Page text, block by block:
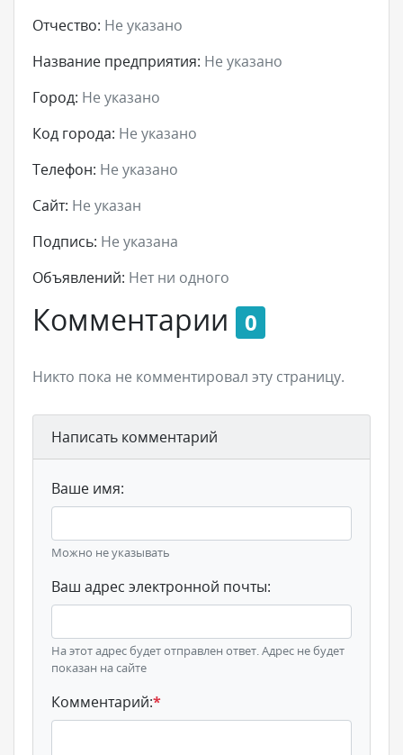
Отчество: Не указано
Название предприятия: Не указано
Город: Не указано
Код города: Не указано
Телефон: Не указано
Сайт: Не указан
Подпись: Не указана
Объявлений: Нет ни одного
Комментарии 0
Никто пока не комментировал эту страницу.
Написать комментарий
Ваше имя:
Можно не указывать
Ваш адрес электронной почты:
На этот адрес будет отправлен ответ. Адрес не будет
показан на сайте
Комментарий:*